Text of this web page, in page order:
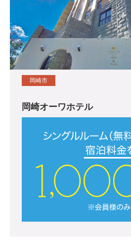
岡崎市
岡崎オーワホテル